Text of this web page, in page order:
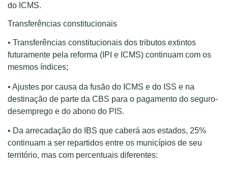
do ICMS.
Transferências constitucionais
• Transferências constitucionais dos tributos extintos
futuramente pela reforma (IPI e ICMS) continuam com os
mesmos índices;
• Ajustes por causa da fusão do ICMS e do ISS e na
destinação de parte da CBS para o pagamento do seguro-
desemprego e do abono do PIS.
• Da arrecadação do IBS que caberá aos estados, 25%
continuam a ser repartidos entre os municípios de seu
território, mas com percentuais diferentes: